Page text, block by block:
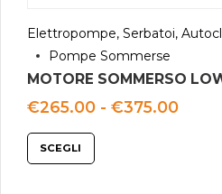
Elettropompe, Serbatoi,
Pompe Sommerse
MOTORE SOMMERSO
€265.00 - €375.00Fascia
SCEGLI